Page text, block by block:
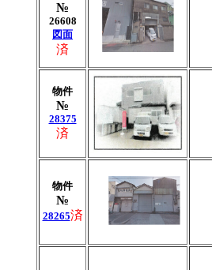
№
26608
図面
済
物件
№
28375
済
物件
№
28265済